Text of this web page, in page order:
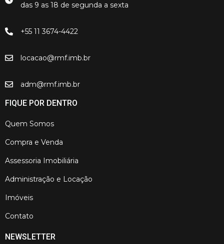
das 9 as 18 de segunda a sexta
+55 11 3674-4422
locacao@rmf.imb.br
adm@rmf.imb.br
FIQUE POR DENTRO
Quem Somos
Compra e Venda
Assessoria Imobiliária
Administração e Locação
Imóveis
Contato
NEWSLETTER